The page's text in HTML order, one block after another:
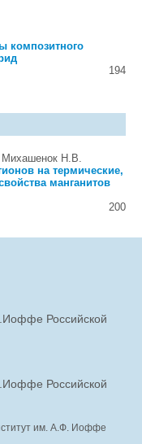
композитного
194
Н.В.
на термические,
манганитов
200
Российской
Российской
им. А.Ф. Иоффе